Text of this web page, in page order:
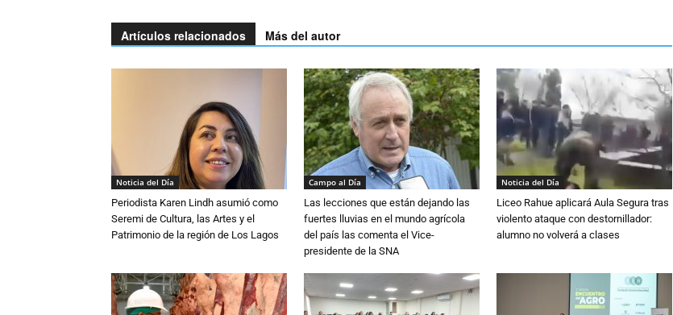
Artículos relacionados Más del autor
Noticia del Día
Periodista Karen Lindh asumió como
Seremi de Cultura, las Artes y el
Patrimonio de la región de Los Lagos
Campo al Día
Las lecciones que están dejando las
fuertes lluvias en el mundo agrícola
del país las comenta el Vice-
presidente de la SNA
Noticia del Día
Liceo Rahue aplicará Aula Segura tras
violento ataque con destornillador:
alumno no volverá a clases